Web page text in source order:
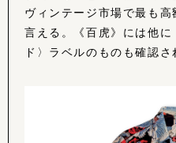
ヴィンテージ市場で最も
言える。《百虎》には他
ド〉ラベルのものも確認さ